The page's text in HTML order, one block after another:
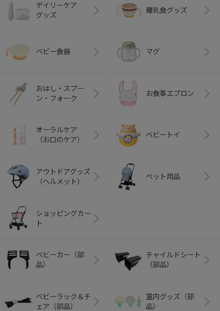
デイリーケア
グッズ
離乳食グッズ
ベビー食器 マグ
おはし・スプー
ン・フォーク
お食事エプロン
オーラルケア
（お口のケア）
ベビートイ
アウトドアグッズ
（ヘルメット）
ペット用品
ショッピングカー
ト
ベビーカー（部
品）
チャイルドシート
（部品）
ベビーラック＆チ
ェア（部品）
室内グッズ（部
品）